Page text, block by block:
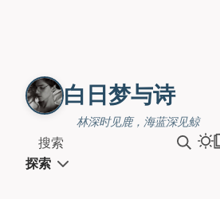
白日梦与诗
林深时见鹿，海蓝深见鲸
搜索
探索